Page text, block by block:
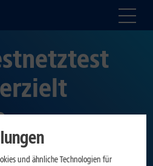
erzielt
„sehr
und ähnliche Technologien für